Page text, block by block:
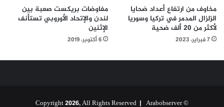
مخاوف من ارتفاع أعداد ضحايا
الزلزال المدمر في تركيا وسوريا
لأكثر من 20 ألف ضحية
7 فبراير، 2023
مفاوضات بريكست صعبة بين
لندن والإتحاد الأوروبي تستأنف
الإثنين
6 أكتوبر، 2019
© Copyright 2026, All Rights Reserved |
Arabobserver